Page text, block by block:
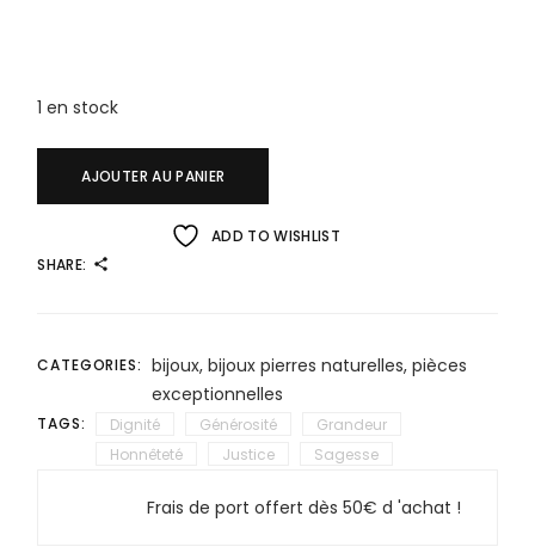
1 en stock
AJOUTER AU PANIER
ADD TO WISHLIST
SHARE:
CATEGORIES: bijoux, bijoux pierres naturelles, pièces
exceptionnelles
TAGS: Dignité Générosité
Grandeur
Honnêteté
Justice Sagesse
Frais de port offert dès 50€ d 'achat !